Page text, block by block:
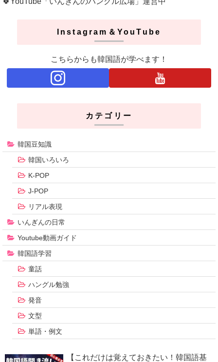
Instagram＆YouTube
こちらからも韓国語が学べます！
カテゴリー
韓国豆知識
韓国いろいろ
K-POP
J-POP
リアル表現
いんぎんの日常
Youtube動画ガイド
韓国語学習
童話
ハングル勉強
発音
文型
単語・例文
【これだけは覚えておきたい！韓国語基